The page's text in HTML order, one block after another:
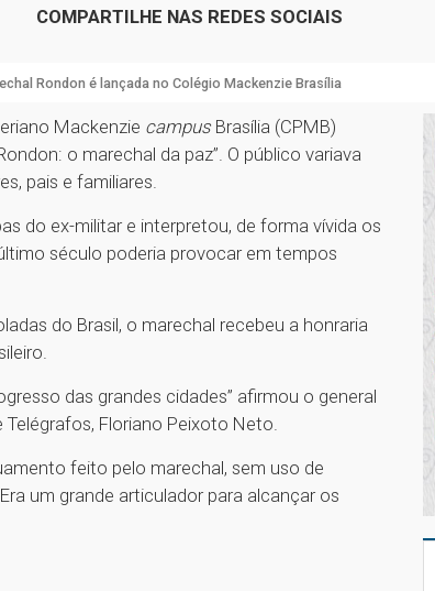
COMPARTILHE NAS REDES SOCIAIS
Rondon é lançada no Colégio Mackenzie Brasília
Mackenzie campus Brasília (CPMB)
o marechal da paz”. O público variava
pais e familiares.
do ex-militar e interpretou, de forma vívida os
século poderia provocar em tempos
do Brasil, o marechal recebeu a honraria
das grandes cidades” afirmou o general
Telégrafos, Floriano Peixoto Neto.
feito pelo marechal, sem uso de
um grande articulador para alcançar os